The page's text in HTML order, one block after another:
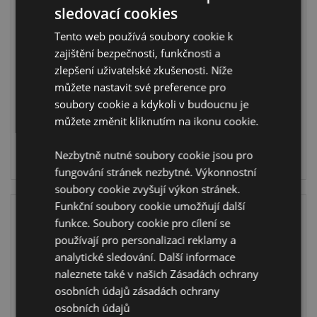
Paměťové karty -
Pexeso - dětské -
Foodiemals -Fast
food
GAME08
339 na
skladě
PŘIHLÁŠENÍ
plechová
Foodiemals
LIP166
6672 na
skladě
PŘIHLÁŠENÍ
sledovací cookies
Tento web používá soubory cookie k
zajištění bezpečnosti, funkčnosti a
zlepšení uživatelské zkušenosti. Níže
můžete nastavit své preference pro
soubory cookie a kdykoli v budoucnu je
můžete změnit kliknutím na ikonu cookie.
Nezbytně nutné soubory cookie jsou pro
fungování stránek nezbytné. Výkonnostní
soubory cookie zvyšují výkon stránek.
Funkční soubory cookie umožňují další
funkce. Soubory cookie pro cílení se
používají pro personalizaci reklamy a
analytické sledování. Další informace
naleznete také v našich Zásadách ochrany
osobních údajů zásadách ochrany
osobních údajů